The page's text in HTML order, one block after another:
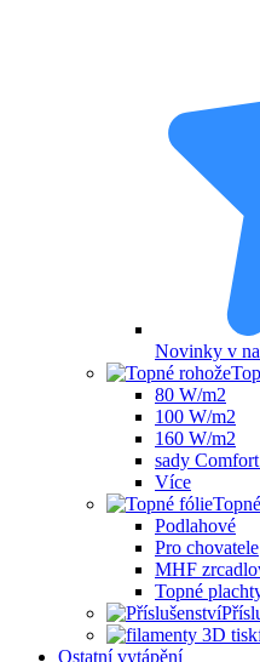
Novinky v
80 W/m2
100 W/m2
160 W/m2
sady
Více
Podlahové
Pro chovatele
MHF
Topné
Ostatní vytápění